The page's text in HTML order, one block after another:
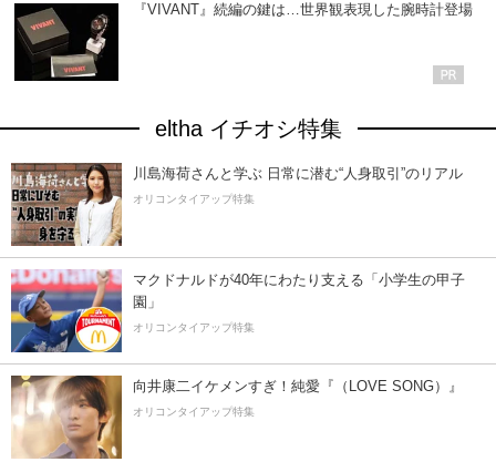
『VIVANT』続編の鍵は…世界観表現した腕時計登場
eltha イチオシ特集
川島海荷さんと学ぶ 日常に潜む“人身取引”のリアル
オリコンタイアップ特集
マクドナルドが40年にわたり支える「小学生の甲子
園」
オリコンタイアップ特集
向井康二イケメンすぎ！純愛『（LOVE SONG）』
オリコンタイアップ特集